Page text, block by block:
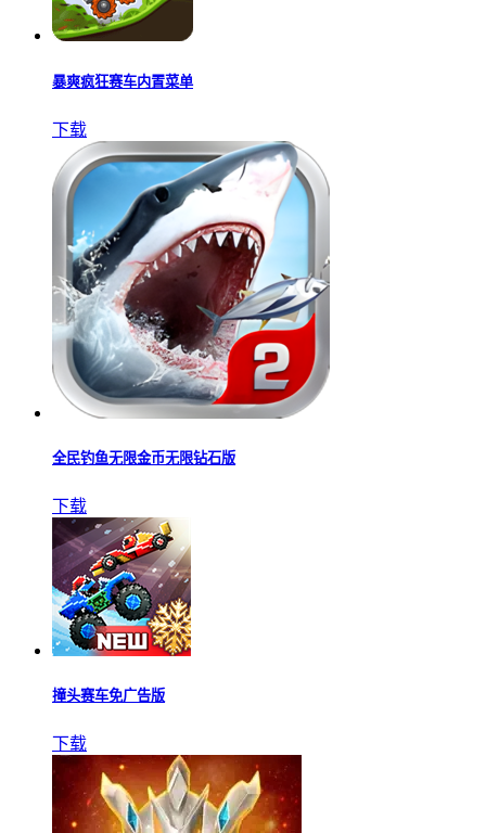
暴爽疯狂赛车内置菜单
下载
全民钓鱼无限金币无限钻石版
下载
撞头赛车免广告版
下载